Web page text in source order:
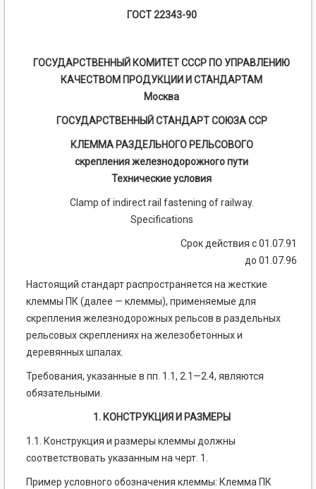
ГОСТ 22343-90
ГОСУДАРСТВЕННЫЙ КОМИТЕТ СССР ПО УПРАВЛЕНИЮ
КАЧЕСТВОМ ПРОДУКЦИИ И СТАНДАРТАМ
Москва
ГОСУДАРСТВЕННЫЙ СТАНДАРТ СОЮЗА ССР
КЛЕММА РАЗДЕЛЬНОГО РЕЛЬСОВОГО
скрепления железнодорожного пути
Технические условия
Clamp of indirect rail fastening of railway.
Specifications
Срок действия с 01.07.91
до 01.07.96
Настоящий стандарт распространяется на жесткие
клеммы ПК (далее — клеммы), применяемые для
скрепления железнодорожных рельсов в раздельных
рельсовых скреплениях на железобетонных и
деревянных шпалах.
Требования, указанные в пп. 1.1, 2.1—2.4, являются
обязательными.
1. КОНСТРУКЦИЯ И РАЗМЕРЫ
1.1. Конструкция и размеры клеммы должны
соответствовать указанным на черт. 1.
Пример условного обозначения клеммы: Клемма ПК